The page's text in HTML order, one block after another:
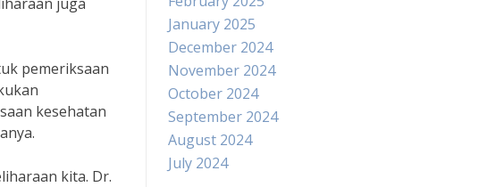
pemeriksaan
kesehatan
kita. Dr.
January 2025
December 2024
November 2024
October 2024
September 2024
August 2024
July 2024